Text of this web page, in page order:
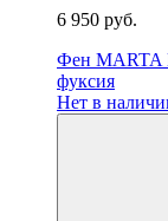
6 950 руб.
Фен MARTA
фуксия
Нет в